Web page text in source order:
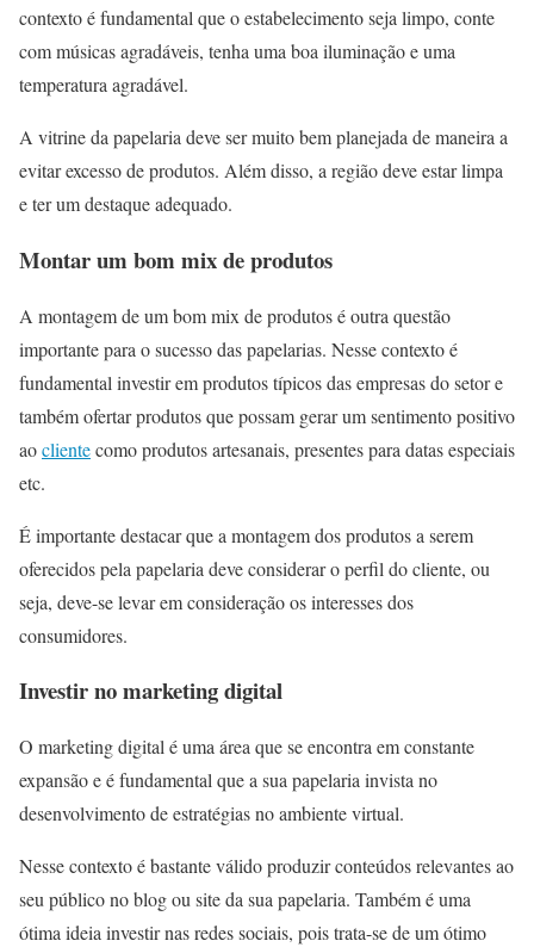
contexto é fundamental que o estabelecimento seja limpo, conte
com músicas agradáveis, tenha uma boa iluminação e uma
temperatura agradável.
A vitrine da papelaria deve ser muito bem planejada de maneira a
evitar excesso de produtos. Além disso, a região deve estar limpa
e ter um destaque adequado.
Montar um bom mix de produtos
A montagem de um bom mix de produtos é outra questão
importante para o sucesso das papelarias. Nesse contexto é
fundamental investir em produtos típicos das empresas do setor e
também ofertar produtos que possam gerar um sentimento positivo
aoclientecomo produtos artesanais, presentes para datas especiais
etc.
É importante destacar que a montagem dos produtos a serem
oferecidos pela papelaria deve considerar o perfil do cliente, ou
seja, deve-se levar em consideração os interesses dos
consumidores.
Investir no marketing digital
O marketing digital é uma área que se encontra em constante
expansão e é fundamental que a sua papelaria invista no
desenvolvimento de estratégias no ambiente virtual.
Nesse contexto é bastante válido produzir conteúdos relevantes ao
seu público no blog ou site da sua papelaria. Também é uma
ótima ideia investir nas redes sociais, pois trata-se de um ótimo